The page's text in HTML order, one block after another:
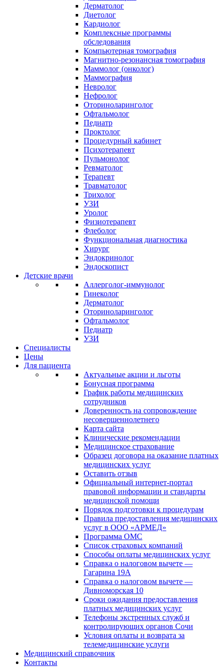
Дерматолог
Диетолог
Кардиолог
Комплексные программы
обследования
Компьютерная томография
Магнитно-резонансная томография
Маммолог (онколог)
Маммография
Невролог
Нефролог
Оториноларинголог
Офтальмолог
Педиатр
Проктолог
Процедурный кабинет
Психотерапевт
Пульмонолог
Ревматолог
Терапевт
Травматолог
Трихолог
УЗИ
Уролог
Физиотерапевт
Флеболог
Функциональная диагностика
Хирург
Эндокринолог
Эндоскопист
Детские врачи
Аллерголог-иммунолог
Гинеколог
Дерматолог
Оториноларинголог
Офтальмолог
Педиатр
УЗИ
Специалисты
Цены
Для пациента
Актуальные акции и льготы
Бонусная программа
График работы медицинских
сотрудников
Доверенность на сопровождение
несовершеннолетнего
Карта сайта
Клинические рекомендации
Медицинское страхование
Образец договора на оказание платных
медицинских услуг
Оставить отзыв
Официальный интернет-портал
правовой информации и стандарты
медицинской помощи
Порядок подготовки к процедурам
Правила предоставления медицинских
услуг в ООО «АРМЕД»
Программа ОМС
Список страховых компаний
Способы оплаты медицинских услуг
Справка о налоговом вычете —
Гагарина 19А
Справка о налоговом вычете —
Дивноморская 10
Сроки ожидания предоставления
платных медицинских услуг
Телефоны экстренных служб и
контролирующих органов Сочи
Условия оплаты и возврата за
телемедицинские услуги
Медицинский справочник
Контакты